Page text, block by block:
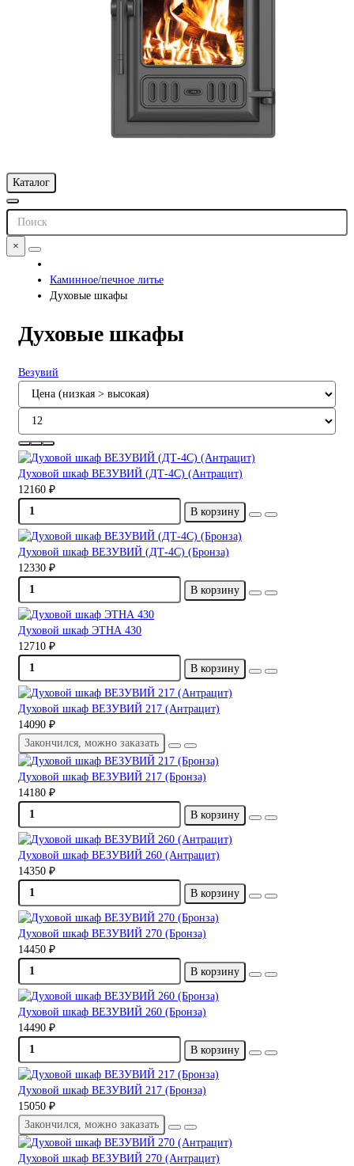
Каталог
×
Каминное/печное литье
Духовые шкафы
Духовые шкафы
Везувий
Духовой шкаф ВЕЗУВИЙ (ДТ-4С) (Антрацит)
12160 ₽
В корзину
Духовой шкаф ВЕЗУВИЙ (ДТ-4С) (Бронза)
12330 ₽
В корзину
Духовой шкаф ЭТНА 430
12710 ₽
В корзину
Духовой шкаф ВЕЗУВИЙ 217 (Антрацит)
14090 ₽
Закончился, можно заказать
Духовой шкаф ВЕЗУВИЙ 217 (Бронза)
14180 ₽
В корзину
Духовой шкаф ВЕЗУВИЙ 260 (Антрацит)
14350 ₽
В корзину
Духовой шкаф ВЕЗУВИЙ 270 (Бронза)
14450 ₽
В корзину
Духовой шкаф ВЕЗУВИЙ 260 (Бронза)
14490 ₽
В корзину
Духовой шкаф ВЕЗУВИЙ 217 (Бронза)
15050 ₽
Закончился, можно заказать
Духовой шкаф ВЕЗУВИЙ 270 (Антрацит)